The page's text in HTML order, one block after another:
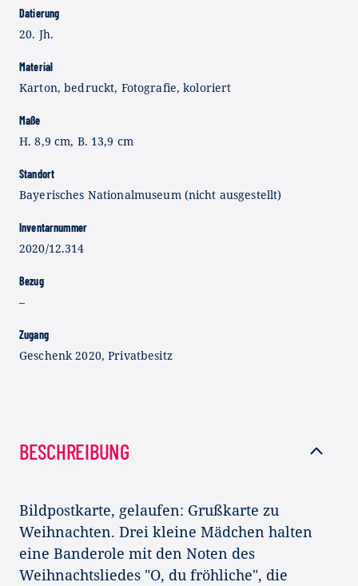
Datierung
20. Jh.
Material
Karton, bedruckt, Fotografie, koloriert
Maße
H. 8,9 cm, B. 13,9 cm
Standort
Bayerisches Nationalmuseum (nicht ausgestellt)
Inventarnummer
2020/12.314
Bezug
–
Zugang
Geschenk 2020, Privatbesitz
BESCHREIBUNG
Bildpostkarte, gelaufen: Grußkarte zu
Weihnachten. Drei kleine Mädchen halten
eine Banderole mit den Noten des
Weihnachtsliedes "O, du fröhliche", die